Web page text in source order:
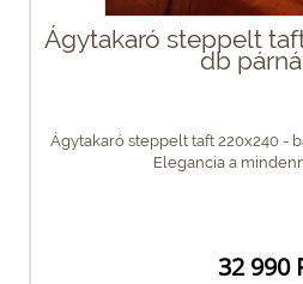
Ágytakaró steppelt
db
Ágytakaró steppelt taft 220x240 -
Elegancia a
32 990